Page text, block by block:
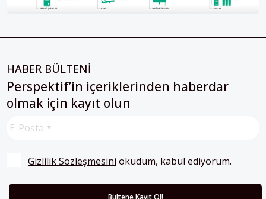
HABER BÜLTENİ
Perspektif’in içeriklerinden haberdar
olmak için kayıt olun
Gizlilik Sözleşmesini okudum, kabul ediyorum.